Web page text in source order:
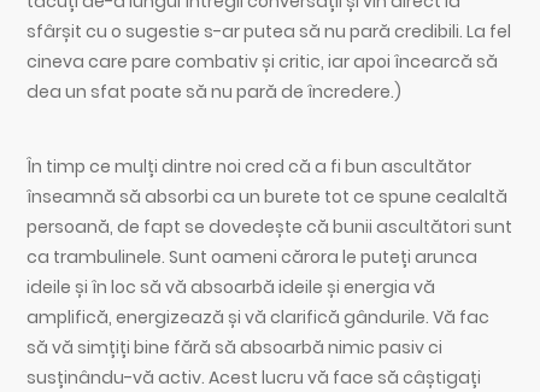
sfârșit cu o sugestie s-ar putea să nu pară credibili. La fel
cineva care pare combativ și critic, iar apoi încearcă să
dea un sfat poate să nu pară de încredere.)
În timp ce mulți dintre noi cred că a fi bun ascultător
înseamnă să absorbi ca un burete tot ce spune cealaltă
persoană, de fapt se dovedește că bunii ascultători sunt
ca trambulinele. Sunt oameni cărora le puteți arunca
ideile și în loc să vă absoarbă ideile și energia vă
amplifică, energizează și vă clarifică gândurile. Vă fac
să vă simțiți bine fără să absoarbă nimic pasiv ci
susținându-vă activ. Acest lucru vă face să câștigați